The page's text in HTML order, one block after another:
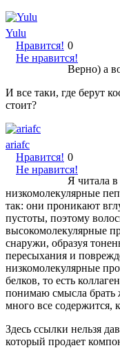
Yulu
Нравится!
Не нравится!
0
Верно) а
И все таки, где берут
стоит?
ariafc
Нравится!
Не нравится!
0
Я читала
низкомолекулярные
так: они проникают
пустоты, поэтому
высокомолекулярные
снаружи, образуя
пересыхания и
низкомолекулярные
белков, то есть
понимаю смысла брать
много все содержится,
Здесь ссылки нельзя
который продает